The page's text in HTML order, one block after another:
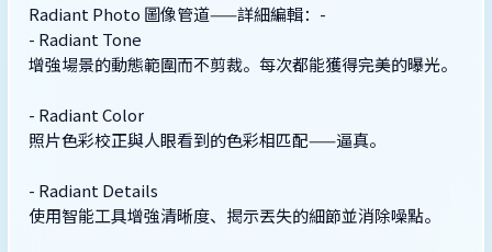
Radiant Photo 圖像管道——詳細編輯：-
- Radiant Tone
增強場景的動態範圍而不剪裁。每次都能獲得完美的曝光。
- Radiant Color
照片色彩校正與人眼看到的色彩相匹配——逼真。
- Radiant Details
使用智能工具增強清晰度、揭示丟失的細節並消除噪點。